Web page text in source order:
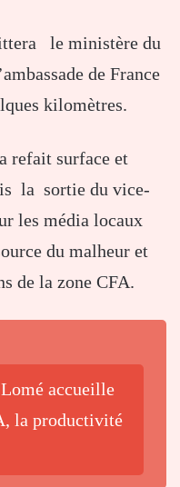
le ministère du
de France
kilomètres.
refait surface et
la sortie du vice-
les média locaux
du malheur et
de la zone CFA.
accueille
la productivité